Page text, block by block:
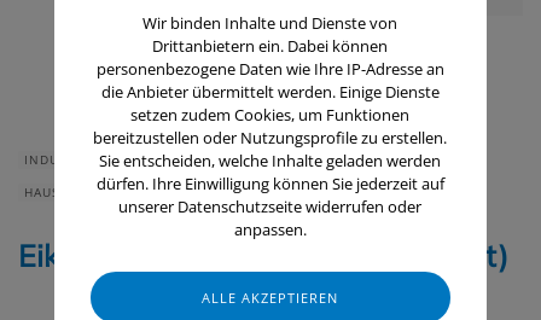
INDUSTRIE & HANDWERK
GASTRONOMIE & HOTELLERIE
HAUS & HEIM
LEBENSMITTELINDUSTRIE RAUMLUFTTECHNIK
Eikal-Spezial-FD (Hochkonzentrat)
Wir binden Inhalte und Dienste von
Drittanbietern ein. Dabei können
personenbezogene Daten wie Ihre IP-Adresse an
die Anbieter übermittelt werden. Einige Dienste
setzen zudem Cookies, um Funktionen
bereitzustellen oder Nutzungsprofile zu erstellen.
Sie entscheiden, welche Inhalte geladen werden
dürfen. Ihre Einwilligung können Sie jederzeit auf
unserer Datenschutzseite widerrufen oder
anpassen.